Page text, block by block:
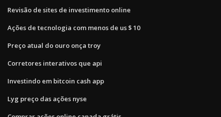
Revisão de sites de investimento online
Ações de tecnologia com menos de us $ 10
Preço atual do ouro onça troy
Corretores interativos que api
Investindo em bitcoin cash app
Lyg preço das ações nyse